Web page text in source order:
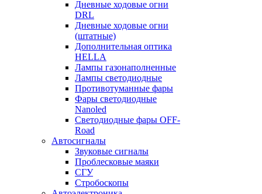
Дневные ходовые огни
DRL
Дневные ходовые огни
(штатные)
Дополнительная оптика
HELLA
Лампы газонаполненные
Лампы светодиодные
Противотуманные фары
Фары светодиодные
Nanoled
Светодиодные фары OFF-
Road
Автосигналы
Звуковые сигналы
Проблесковые маяки
СГУ
Стробоскопы